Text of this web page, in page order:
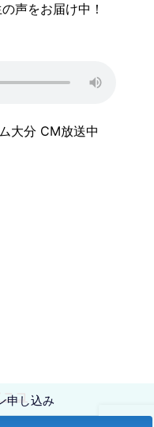
声をお届け中！
大分 CM放送中
reserved.
申し込み